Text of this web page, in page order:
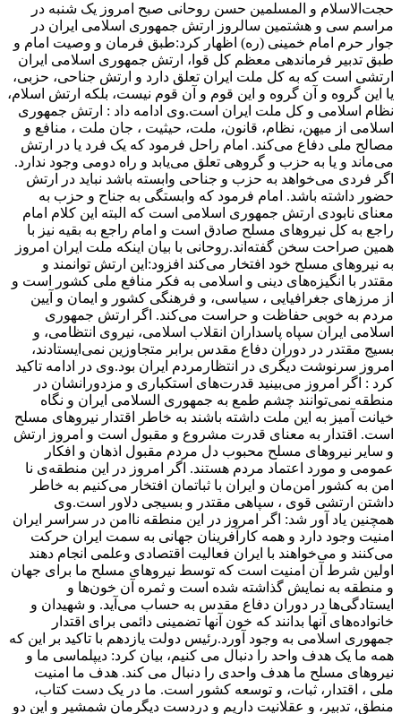
حجت‌الاسلام و المسلمین حسن روحانی صبح امروز یک شنبه در
مراسم سی و هشتمین سالروز ارتش جمهوری اسلامی ایران در
جوار حرم امام خمینی (ره) اظهار کرد:‌طبق فرمان و وصیت امام و
طبق تدبیر فرماندهی معظم کل قوا، ارتش جمهوری اسلامی ایران
ارتشی است که به کل ملت ایران تعلق دارد و ارتش جناحی، حزبی،
یا این گروه و آن گروه و این قوم و آن قوم نیست، بلکه ارتش اسلام،
نظام اسلامی و کل ملت ایران است.وی ادامه داد : ارتش جمهوری
اسلامی از میهن، نظام، قانون، ملت، حیثیت ، جان ملت ، منافع و
مصالح ملی دفاع می‌کند. امام راحل فرمود که یک فرد یا در ارتش
می‌ماند و یا به حزب و گروهی تعلق می‌یابد و راه دومی وجود ندارد.
اگر فردی می‌خواهد به حزب و جناحی وابسته باشد نباید در ارتش
حضور داشته باشد. امام فرمود که وابستگی به جناح و حزب به
معنای نابودی ارتش جمهوری اسلامی است که البته این کلام امام
راجع به کل نیروهای مسلح صادق است و امام راجع به بقیه نیز با
همین صراحت سخن گفته‌اند.روحانی با بیان اینکه ملت ایران امروز
به نیروهای مسلح خود افتخار می‌کند افزود:‌این ارتش توانمند و
مقتدر با انگیزه‌های دینی و اسلامی به فکر منافع ملی کشور است و
از مرزهای جغرافیایی ، سیاسی، و فرهنگی کشور و ایمان و آیین
مردم به خوبی حفاظت و حراست می‌کند. اگر ارتش جمهوری
اسلامی ایران سپاه پاسداران انقلاب اسلامی، نیروی انتظامی، و
بسیج مقتدر در دوران دفاع مقدس برابر متجاوزین نمی‌ایستادند،
امروز سرنوشت دیگری در انتظارمردم ایران بود.وی در ادامه تاکید
کرد : اگر امروز می‌بینید قدرت‌های استکباری و مزدورانشان در
منطقه نمی‌توانند چشم طمع به جمهوری السلامی ایران و نگاه
خیانت آمیز به این ملت داشته باشند به خاطر اقتدار نیروهای مسلح
است. اقتدار به معنای قدرت مشروع و مقبول است و امروز ارتش
و سایر نیروهای مسلح محبوب دل مردم مقبول اذهان و افکار
عمومی و مورد اعتماد مردم هستند. اگر امروز در این منطقه‌ی نا
امن به کشور امن‌مان و ایران با ثباتمان افتخار می‌کنیم به خاطر
داشتن ارتشی قوی ، سپاهی مقتدر و بسیجی دلاور است.وی
همچنین یاد آور شد: اگر امروز در این منطقه ناامن در سراسر ایران
امنیت وجود دارد و همه کارآفرینان جهانی به سمت ایران حرکت
می‌کنند و می‌خواهند با ایران فعالیت اقتصادی وعلمی انجام دهند
اولین شرط آن امنیت است که توسط نیروهای مسلح ما برای جهان
و منطقه به نمایش گذاشته شده است و ثمره آن خون‌ها و
ایستادگی‌ها در دوران دفاع مقدس به حساب می‌آید. و شهیدان و
خانواده‌های آنها بدانند که خون آنها تضمینی دائمی برای اقتدار
جمهوری اسلامی به وجود آورد.رئیس دولت یازدهم با تاکید بر این که
همه ما یک هدف واحد را دنبال می کنیم، بیان کرد:‌ دیپلماسی ما و
نیروهای مسلح ما هدف واحدی را دنبال می کند. هدف ما امنیت
ملی ، اقتدار، ثبات، و توسعه کشور است. ما در یک دست کتاب،
منطق، تدبیر، و عقلانیت داریم و دردست دیگرمان شمشیر و این دو